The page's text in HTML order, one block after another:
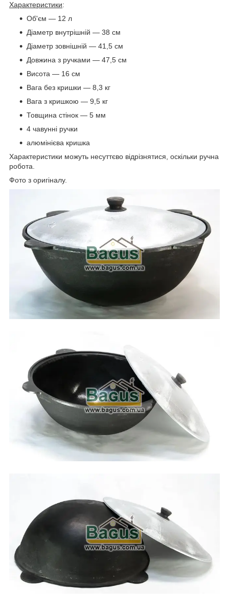
Характеристики:
Об'єм — 12 л
Діаметр внутрішній — 38 см
Діаметр зовнішній — 41,5 см
Довжина з ручками — 47,5 см
Висота — 16 см
Вага без кришки — 8,3 кг
Вага з кришкою — 9,5 кг
Товщина стінок — 5 мм
4 чавунні ручки
алюмінієва кришка
Характеристики можуть несуттєво відрізнятися, оскільки ручна
робота.
Фото з оригіналу.